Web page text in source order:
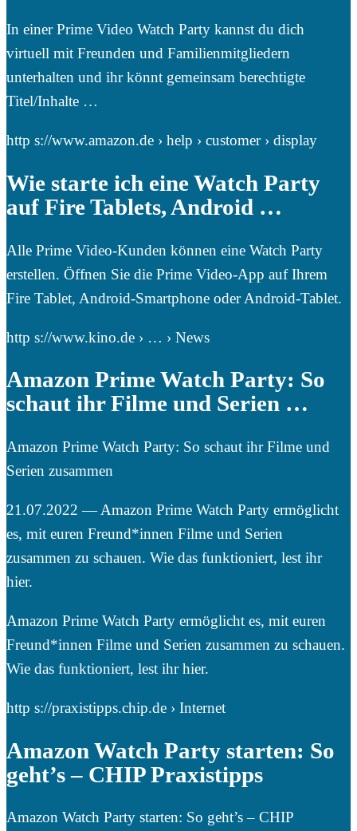
In einer Prime Video Watch Party kannst du dich
virtuell mit Freunden und Familienmitgliedern
unterhalten und ihr könnt gemeinsam berechtigte
Titel/Inhalte …
http s://www.amazon.de › help › customer › display
Wie starte ich eine Watch Party
auf Fire Tablets, Android …
Alle Prime Video-Kunden können eine Watch Party
erstellen. Öffnen Sie die Prime Video-App auf Ihrem
Fire Tablet, Android-Smartphone oder Android-Tablet.
http s://www.kino.de › … › News
Amazon Prime Watch Party: So
schaut ihr Filme und Serien …
Amazon Prime Watch Party: So schaut ihr Filme und
Serien zusammen
21.07.2022 — Amazon Prime Watch Party ermöglicht
es, mit euren Freund*innen Filme und Serien
zusammen zu schauen. Wie das funktioniert, lest ihr
hier.
Amazon Prime Watch Party ermöglicht es, mit euren
Freund*innen Filme und Serien zusammen zu schauen.
Wie das funktioniert, lest ihr hier.
http s://praxistipps.chip.de › Internet
Amazon Watch Party starten: So
geht’s – CHIP Praxistipps
Amazon Watch Party starten: So geht’s – CHIP